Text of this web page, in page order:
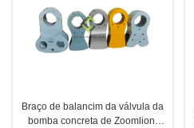
Braço de balancim da válvula da
bomba concreta de Zoomlion,